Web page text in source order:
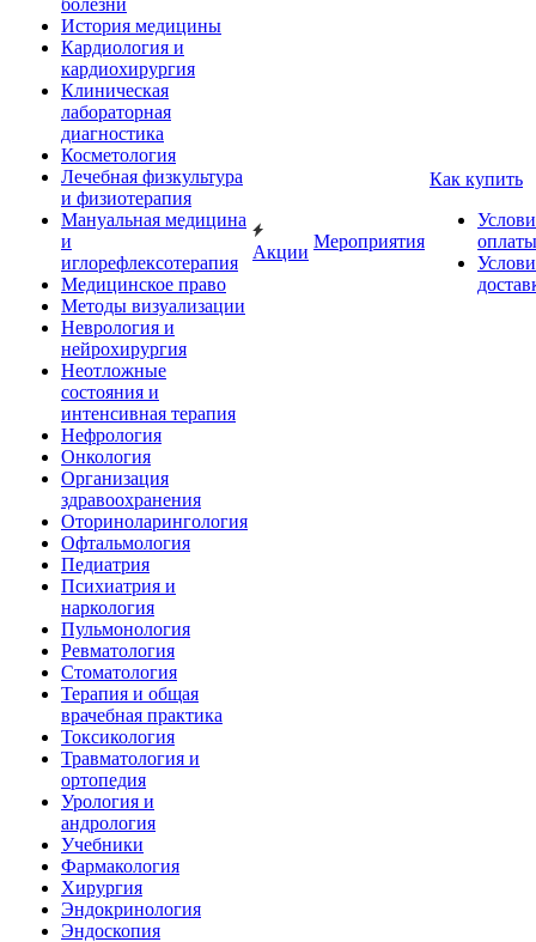
болезни
История медицины
Кардиология и
кардиохирургия
Клиническая
лабораторная
диагностика
Косметология
Лечебная физкультура
и физиотерапия
Мануальная медицина
и
иглорефлексотерапия
Медицинское право
Методы визуализации
Неврология и
нейрохирургия
Неотложные
состояния и
интенсивная терапия
Нефрология
Онкология
Организация
здравоохранения
Оториноларингология
Офтальмология
Педиатрия
Психиатрия и
наркология
Пульмонология
Ревматология
Стоматология
Терапия и общая
врачебная практика
Токсикология
Травматология и
ортопедия
Урология и
андрология
Учебники
Фармакология
Хирургия
Эндокринология
Эндоскопия
Акции
Мероприятия
Как купить
оплаты